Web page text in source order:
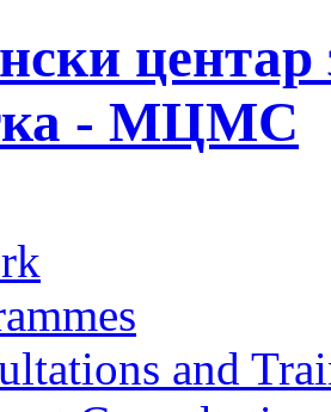
центар
- МЦМС
and